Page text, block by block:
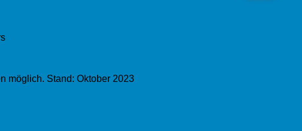
möglich. Stand: Oktober 2023